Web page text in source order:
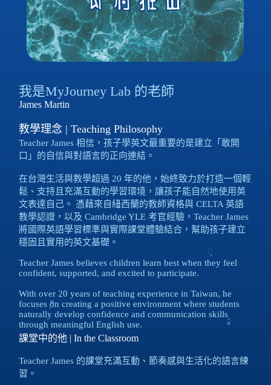
我是MyJourney Lab 的老師
James Martin
教學理念 | Teaching Philosophy
Teacher James 相信，孩子學英文最重要的是建立「敢開
口」的自信與對語言的正向連結。
在台灣生活與教學超過 20 年的他，始終致力於打造一個輕
鬆、支持且充滿互動的學習環境，讓孩子能自然地使用英
文表達自己。 憑藉來自紐西蘭的教師資格與 CELTA 英語
教學認證，以及 Cambridge YLE 考官經驗，Teacher James
將國際英語學習標準與實際課堂體驗結合，幫助孩子建立
穩固且實用的英文基礎。
Teacher James believes children learn best when they feel
confident, supported, and excited to participate.
With over 20 years of teaching experience in Taiwan, he
focuses on creating a positive environment where students
naturally develop confidence and communication skills
through meaningful English use.
課堂中的他 | In the Classroom
Teacher James 的課堂充滿互動、節奏感與生活化的語言練
習。